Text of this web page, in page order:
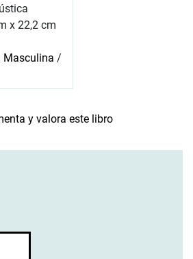
x 22,2 cm
Masculina /
y valora este libro